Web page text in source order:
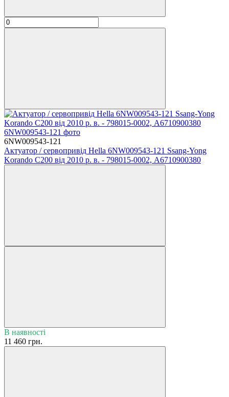
6NW009543-121
Актуатор / сервопривід Hella 6NW009543-121 Ssang-Yong
Korando C200 від 2010 р. в. - 798015-0002, A6710900380
В наявності
11 460 грн.